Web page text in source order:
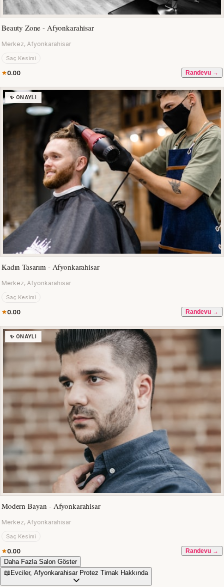
Beauty Zone - Afyonkarahisar
Merkez, Afyonkarahisar
Saç Kesimi
0.00 Randevu →
✨ ONAYLI
Kadın Tasarım - Afyonkarahisar
Merkez, Afyonkarahisar
Saç Kesimi
0.00 Randevu →
✨ ONAYLI
Modern Bayan - Afyonkarahisar
Merkez, Afyonkarahisar
Saç Kesimi
0.00 Randevu →
Daha Fazla Salon Göster
📖 Evciler, Afyonkarahisar Protez Tirnak Hakkında